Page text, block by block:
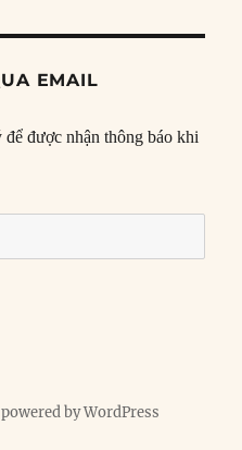
EMAIL
được nhận thông báo khi
by WordPress